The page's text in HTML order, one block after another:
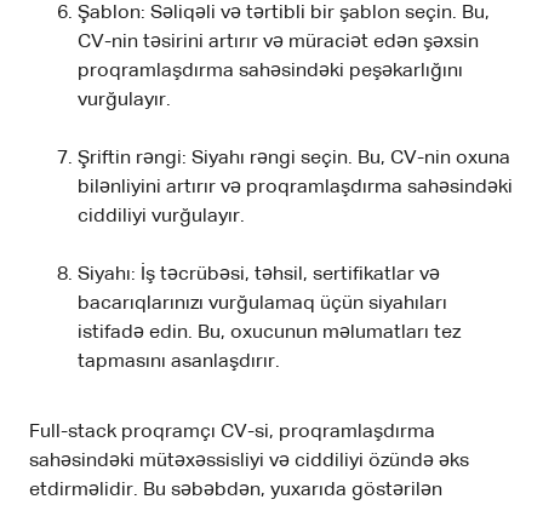
Şablon: Səliqəli və tərtibli bir şablon seçin. Bu,
CV-nin təsirini artırır və müraciət edən şəxsin
proqramlaşdırma sahəsindəki peşəkarlığını
vurğulayır.
Şriftin rəngi: Siyahı rəngi seçin. Bu, CV-nin oxuna
bilənliyini artırır və proqramlaşdırma sahəsindəki
ciddiliyi vurğulayır.
Siyahı: İş təcrübəsi, təhsil, sertifikatlar və
bacarıqlarınızı vurğulamaq üçün siyahıları
istifadə edin. Bu, oxucunun məlumatları tez
tapmasını asanlaşdırır.
Full-stack proqramçı CV-si, proqramlaşdırma
sahəsindəki mütəxəssisliyi və ciddiliyi özündə əks
etdirməlidir. Bu səbəbdən, yuxarıda göstərilən